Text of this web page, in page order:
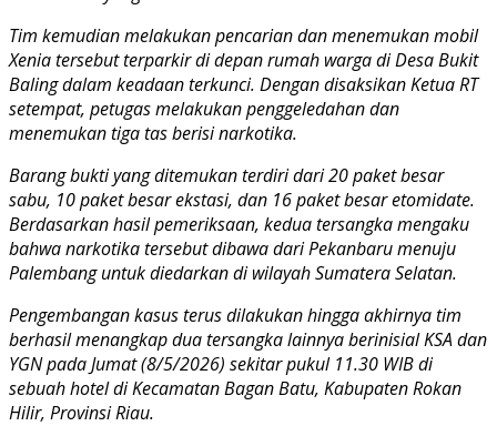
Tim kemudian melakukan pencarian dan menemukan mobil
Xenia tersebut terparkir di depan rumah warga di Desa Bukit
Baling dalam keadaan terkunci. Dengan disaksikan Ketua RT
setempat, petugas melakukan penggeledahan dan
menemukan tiga tas berisi narkotika.
Barang bukti yang ditemukan terdiri dari 20 paket besar
sabu, 10 paket besar ekstasi, dan 16 paket besar etomidate.
Berdasarkan hasil pemeriksaan, kedua tersangka mengaku
bahwa narkotika tersebut dibawa dari Pekanbaru menuju
Palembang untuk diedarkan di wilayah Sumatera Selatan.
Pengembangan kasus terus dilakukan hingga akhirnya tim
berhasil menangkap dua tersangka lainnya berinisial KSA dan
YGN pada Jumat (8/5/2026) sekitar pukul 11.30 WIB di
sebuah hotel di Kecamatan Bagan Batu, Kabupaten Rokan
Hilir, Provinsi Riau.